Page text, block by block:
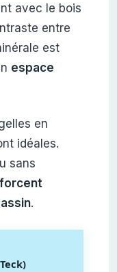
avec le bois
entre
est
espace
en
idéales.
sans
.